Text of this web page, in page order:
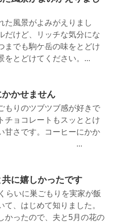
た風景がよみがえりまし
だけど、リッチな気分にな
までも駒ケ岳の味をとどけ
をとどけてください。...
かせません
もりのツブツブ感が好きで
チョコレートもスッととけ
甘さです。コーヒーにかか
ん。 ...
に嬉しかったです
らいに巣ごもりを実家が飯
て、はじめて知りました。
かったので、夫と5月の花の